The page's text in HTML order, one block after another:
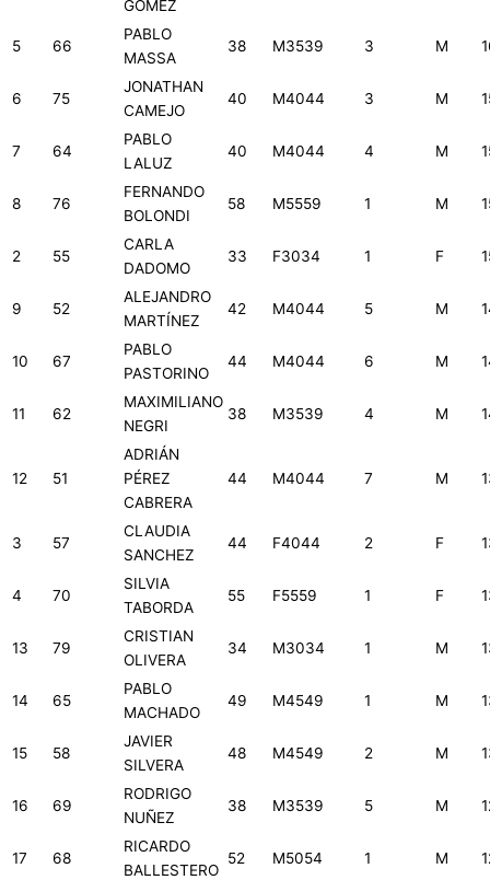
GOMEZ
5 66
PABLO
MASSA
38 M3539 3 M
6 75
JONATHAN
CAMEJO
40 M4044 3 M
7 64
PABLO
LALUZ
40 M4044 4 M
8 76
FERNANDO
BOLONDI
58 M5559 1 M
2 55
CARLA
DADOMO
33 F3034 1 F
9 52
ALEJANDRO
MARTÍNEZ
42 M4044 5 M
10 67
PABLO
PASTORINO
44 M4044 6 M
11 62
MAXIMILIANO
NEGRI
38 M3539 4 M
12 51
ADRIÁN
PÉREZ
CABRERA
44 M4044 7 M
3 57
CLAUDIA
SANCHEZ
44 F4044 2 F
4 70
SILVIA
TABORDA
55 F5559 1 F
13 79
CRISTIAN
OLIVERA
34 M3034 1 M
14 65
PABLO
MACHADO
49 M4549 1 M
15 58
JAVIER
SILVERA
48 M4549 2 M
16 69
RODRIGO
NUÑEZ
38 M3539 5 M
17 68
RICARDO
BALLESTERO
52 M5054 1 M